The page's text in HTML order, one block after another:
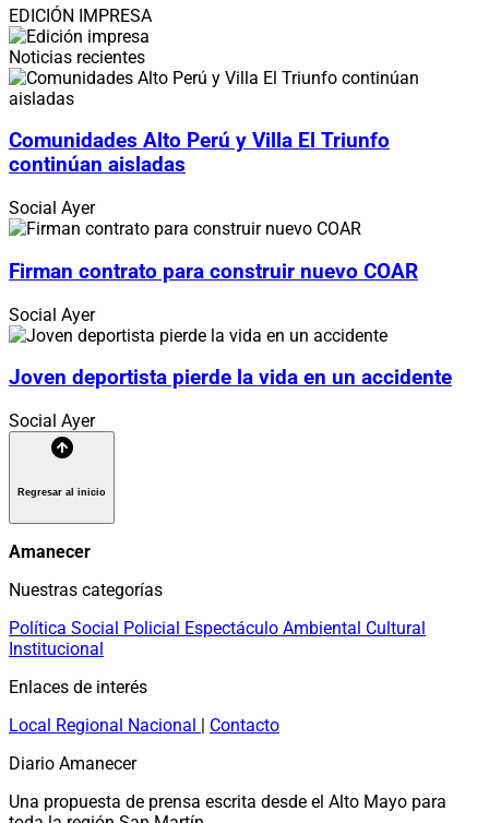
EDICIÓN IMPRESA
Noticias recientes
Comunidades Alto Perú y Villa El Triunfo
continúan aisladas
Social Ayer
Firman contrato para construir nuevo COAR
Social Ayer
Joven deportista pierde la vida en un accidente
Social Ayer
Regresar al inicio
Amanecer
Nuestras categorías
Política Social Policial Espectáculo Ambiental Cultural
Institucional
Enlaces de interés
Local Regional Nacional | Contacto
Diario Amanecer
Una propuesta de prensa escrita desde el Alto Mayo para